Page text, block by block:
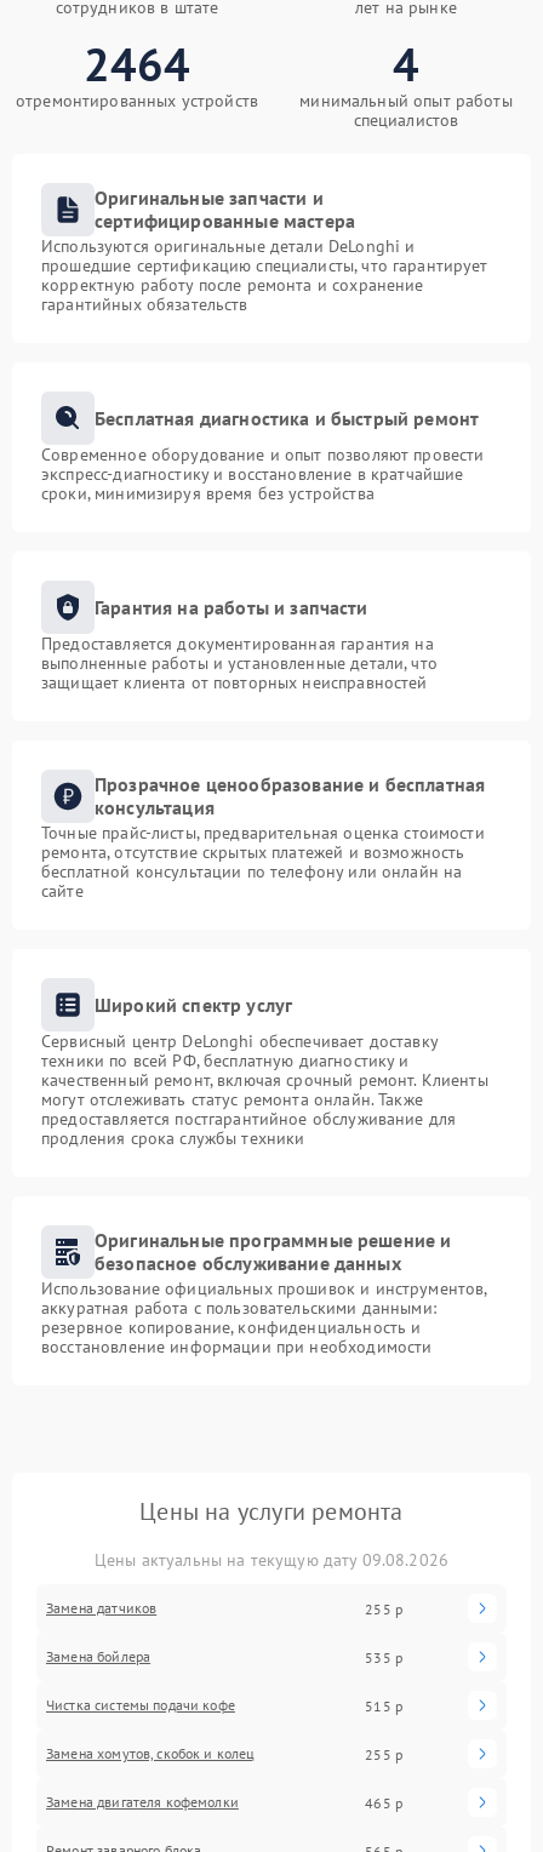
сотрудников в штате лет на рынке
2464
отремонтированных устройств
4
минимальный опыт работы
специалистов
Оригинальные запчасти и
сертифицированные мастера
Используются оригинальные детали DeLonghi и
прошедшие сертификацию специалисты, что гарантирует
корректную работу после ремонта и сохранение
гарантийных обязательств
Бесплатная диагностика и быстрый ремонт
Современное оборудование и опыт позволяют провести
экспресс-диагностику и восстановление в кратчайшие
сроки, минимизируя время без устройства
Гарантия на работы и запчасти
Предоставляется документированная гарантия на
выполненные работы и установленные детали, что
защищает клиента от повторных неисправностей
Прозрачное ценообразование и бесплатная
консультация
Точные прайс-листы, предварительная оценка стоимости
ремонта, отсутствие скрытых платежей и возможность
бесплатной консультации по телефону или онлайн на
сайте
Широкий спектр услуг
Сервисный центр DeLonghi обеспечивает доставку
техники по всей РФ, бесплатную диагностику и
качественный ремонт, включая срочный ремонт. Клиенты
могут отслеживать статус ремонта онлайн. Также
предоставляется постгарантийное обслуживание для
продления срока службы техники
Оригинальные программные решение и
безопасное обслуживание данных
Использование официальных прошивок и инструментов,
аккуратная работа с пользовательскими данными:
резервное копирование, конфиденциальность и
восстановление информации при необходимости
Цены на услуги ремонта
Цены актуальны на текущую дату 09.08.2026
Замена датчиков 255 р
Замена бойлера 535 р
Чистка системы подачи кофе 515 р
Замена хомутов, скобок и колец 255 р
Замена двигателя кофемолки 465 р